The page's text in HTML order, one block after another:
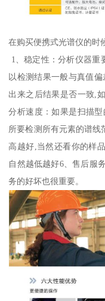
在购买便携式光谱仪的时
1、稳定性：分析仪器重
以检测结果一般与真值
出来之后结果是否一致,
分析速度：如果是扫描
所要检测所有元素的谱线
高越好,当然还看你的样
自然越低越好6、售后服
务的好坏也很重要。